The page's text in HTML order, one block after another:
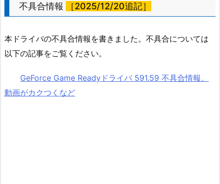
不具合情報 ［2025/12/20追記］
本ドライバの不具合情報を書きました。不具合については
以下の記事をご覧ください。
GeForce Game Readyドライバ 591.59 不具合情報。
動画がカクつくなど